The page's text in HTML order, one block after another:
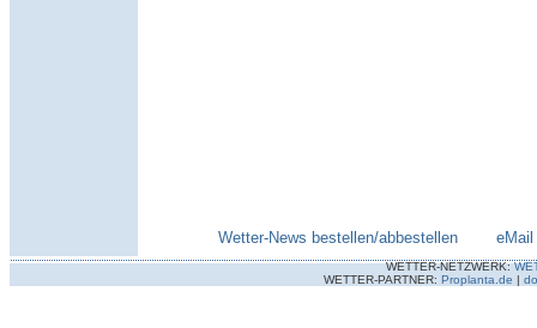
Wetter-News bestellen/abbestellen eMail
WETTER-NETZWERK:
WETTER-PARTNER: Proplanta.de |